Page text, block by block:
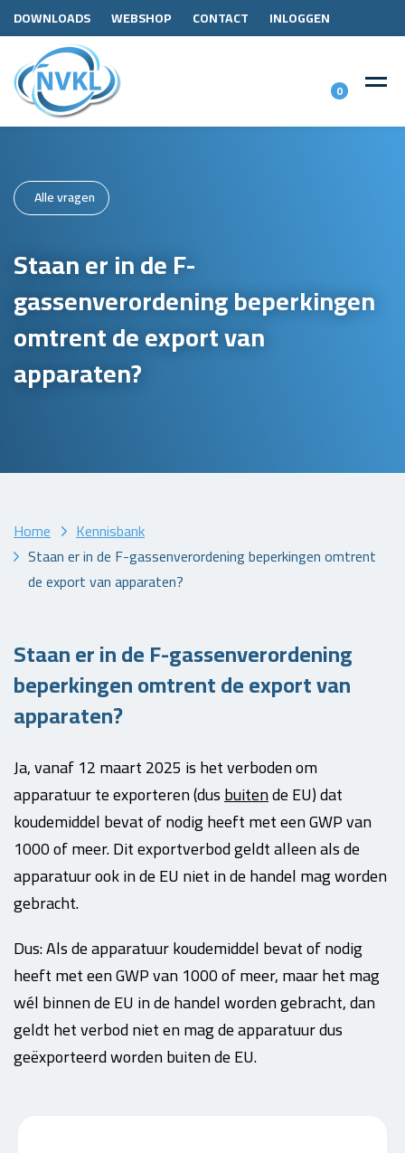
DOWNLOADS WEBSHOP CONTACT INLOGGEN
0
Alle vragen
Staan er in de F-
gassenverordening beperkingen
omtrent de export van
apparaten?
Home
Kennisbank
Staan er in de F-gassenverordening beperkingen omtrent
de export van apparaten?
Staan er in de F-gassenverordening
beperkingen omtrent de export van
apparaten?
Ja, vanaf 12 maart 2025 is het verboden om
apparatuur te exporteren (dusbuitende EU) dat
koudemiddel bevat of nodig heeft met een GWP van
1000 of meer. Dit exportverbod geldt alleen als de
apparatuur ook in de EU niet in de handel mag worden
gebracht.
Dus: Als de apparatuur koudemiddel bevat of nodig
heeft met een GWP van 1000 of meer, maar het mag
wél binnen de EU in de handel worden gebracht, dan
geldt het verbod niet en mag de apparatuur dus
geëxporteerd worden buiten de EU.